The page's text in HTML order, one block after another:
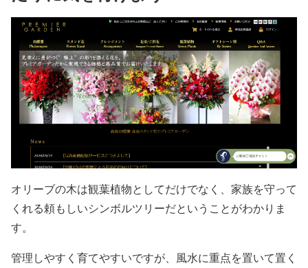
オリーブの木は観葉植物としてだけでなく、家族を守って
くれる頼もしいシンボルツリーだということがわかりま
す。
管理しやすく育てやすいですが、風水に重点を置いて置く